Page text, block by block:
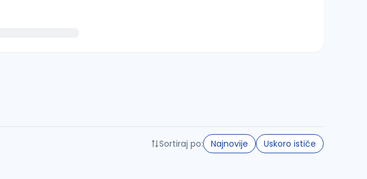
Sortiraj po: Najnovije Uskoro ističe